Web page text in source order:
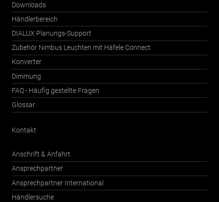
Downloads
Händlerbereich
DIALUX Planungs-Support
Zubehör Nimbus Leuchten mit Häfele Connect
Konverter
Dimmung
FAQ - Häufig gestellte Fragen
Glossar
Kontakt
Anschrift & Anfahrt
Ansprechpartner
Ansprechpartner International
Händlersuche